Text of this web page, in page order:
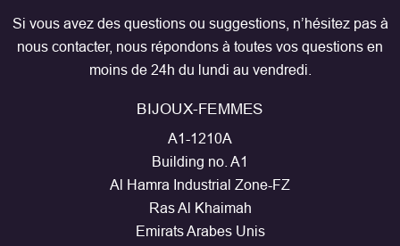
Si vous avez des questions ou suggestions, n’hésitez pas à
nous contacter, nous répondons à toutes vos questions en
moins de 24h du lundi au vendredi.
BIJOUX-FEMMES
A1-1210A
Building no. A1
Al Hamra Industrial Zone-FZ
Ras Al Khaimah
Emirats Arabes Unis